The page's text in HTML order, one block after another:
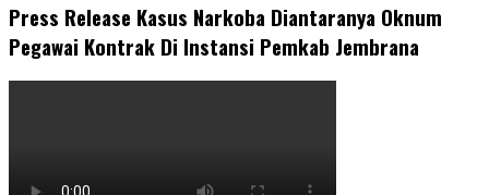
Press Release Kasus Narkoba Diantaranya Oknum
Pegawai Kontrak Di Instansi Pemkab Jembrana